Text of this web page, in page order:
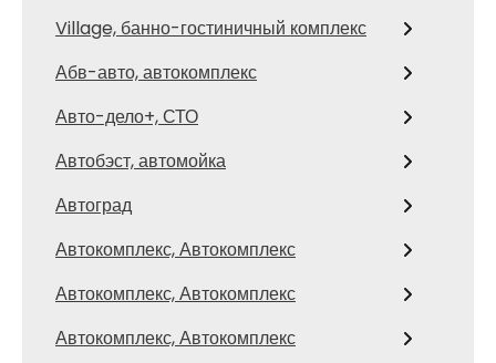
Village, банно-гостиничный комплекс
Абв-авто, автокомплекс
Авто-дело+, СТО
Автобэст, автомойка
Автоград
Автокомплекс, Автокомплекс
Автокомплекс, Автокомплекс
Автокомплекс, Автокомплекс